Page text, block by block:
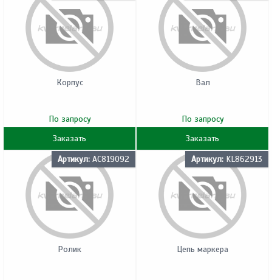
Корпус
По запросу
Заказать
Вал
По запросу
Заказать
Артикул: AC819092
Ролик
Артикул: KL862913
Цепь маркера